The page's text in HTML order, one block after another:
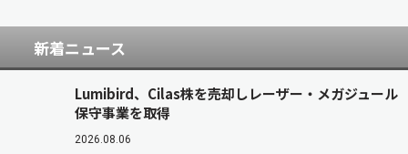
新着ニュース
Lumibird、Cilas株を売却しレーザー・メガジュール
保守事業を取得
2026.08.06